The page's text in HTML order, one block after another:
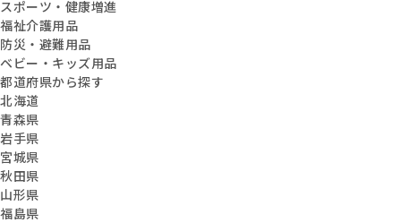
スポーツ・健康増進
福祉介護用品
防災・避難用品
ベビー・キッズ用品
都道府県から探す
北海道
青森県
岩手県
宮城県
秋田県
山形県
福島県